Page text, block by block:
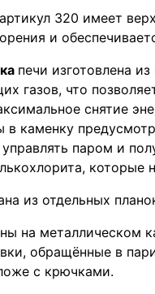
артикул 320 имеет
и
печи изготовлена
газов, что
снятие
в каменку
управлять паром и
которые
из отдельных
на металлическом
обращённые в
с крючками.